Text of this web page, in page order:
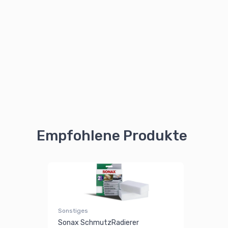
Empfohlene Produkte
Sonstiges
Sonax SchmutzRadierer